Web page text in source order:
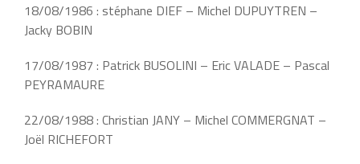
18/08/1986 : stéphane DIEF – Michel DUPUYTREN –
Jacky BOBIN
17/08/1987 : Patrick BUSOLINI – Eric VALADE – Pascal
PEYRAMAURE
22/08/1988 : Christian JANY – Michel COMMERGNAT –
Joël RICHEFORT